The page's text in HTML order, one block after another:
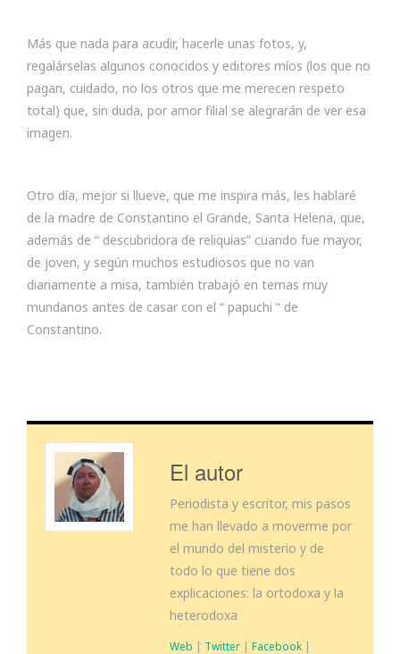
Más que nada para acudir, hacerle unas fotos, y,
regalárselas algunos conocidos y editores míos (los que no
pagan, cuidado, no los otros que me merecen respeto
total) que, sin duda, por amor filial se alegrarán de ver esa
imagen.
Otro día, mejor si llueve, que me inspira más, les hablaré
de la madre de Constantino el Grande, Santa Helena, que,
además de “ descubridora de reliquias” cuando fue mayor,
de joven, y según muchos estudiosos que no van
diariamente a misa, también trabajó en temas muy
mundanos antes de casar con el “ papuchi “ de
Constantino.
El autor
Periodista y escritor, mis pasos
me han llevado a moverme por
el mundo del misterio y de
todo lo que tiene dos
explicaciones: la ortodoxa y la
heterodoxa
Web | Twitter | Facebook |